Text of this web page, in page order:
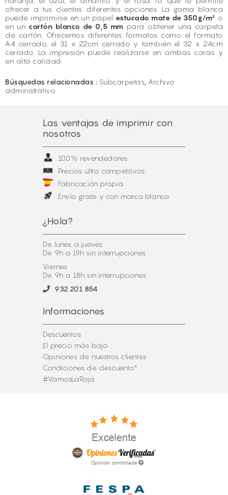
ofrecer a tus clientes diferentes opciones. La gama blanca
puede imprimirse en un papel estucado mate de 350g/m² o
en un cartón blanco de 0,5 mm para obtener una carpeta
de cartón. Ofrecemos diferentes formatos como el formato
A4 cerrado, el 31 x 22cm cerrado y también el 32 x 24cm
cerrado. La impresión puede realizarse en ambas caras y
en alta calidad.
Búsquedas relacionadas : Subcarpetas Archivo
administrativo
Las ventajas de imprimir con
nosotros
100% revendedores
Precios ultra competitivos
Fabricación propia
Envío gratis y con marca blanca
¿Hola?
De lunes a jueves
De 9h a 19h sin interrupciones
Viernes
De 9h a 18h sin interrupciones
932 201 854
Informaciones
Descuentos
El precio más bajo
Opiniones de nuestros clientes
Condiciones de descuento*
#VamosLaRoja